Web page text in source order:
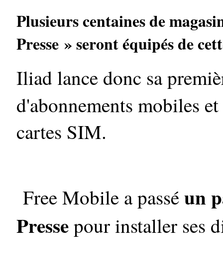
Plusieurs centaines de
Presse » seront équipés de
Iliad lance donc sa
d'abonnements mobiles
cartes SIM.
Free Mobile a passéun
Pressepour installer ses